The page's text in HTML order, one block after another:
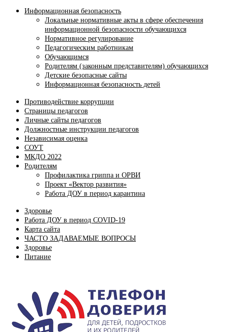
Информационная безопасность
Локальные нормативные акты в сфере обеспечения
информационной безопасности обучающихся
Нормативное регулирование
Педагогическим работникам
Обучающимся
Родителям (законным представителям) обучающихся
Детские безопасные сайты
Информационная безопасность детей
Противодействие коррупции
Страницы педагогов
Личные сайты педагогов
Должностные инструкции педагогов
Независимая оценка
СОУТ
МКДО 2022
Родителям
Профилактика гриппа и ОРВИ
Проект «Вектор развития»
Работа ДОУ в период карантина
Здоровье
Работа ДОУ в период COVID-19
Карта сайта
ЧАСТО ЗАДАВАЕМЫЕ ВОПРОСЫ
Здоровье
Питание